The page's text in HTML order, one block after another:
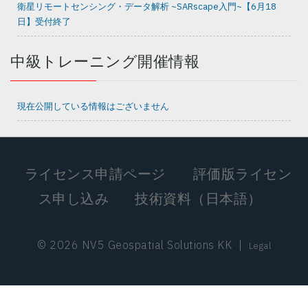
衛星リモートセンシング・データ解析 ~SARscape入門~【6月18
日】受付終了
中級トレーニング開催情報
現在公開している情報はございません
ライセンス申請ページ
評価版ライセン
ス申し込み
技術資料（日本語）
© 2026 NV5 Geospatial Solutions KK Legal